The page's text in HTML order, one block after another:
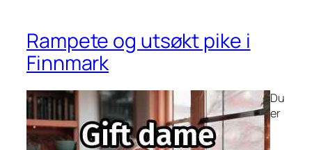
Rampete og utsøkt pike i
Finnmark
Du
er